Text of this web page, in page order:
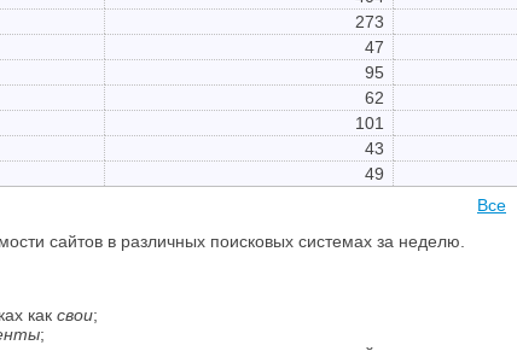
273
47
95
62
101
43
49
Все
сайтов в различных поисковых системах за неделю.
как свои;
;